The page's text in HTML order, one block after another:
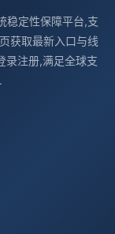
稳定性保障平台,支
获取最新入口与线
录注册,满足全球支